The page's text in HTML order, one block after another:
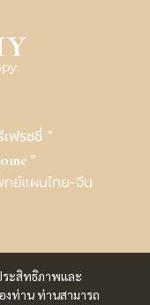
ระสิทธิภาพและ
งท่าน ท่านสามารถ
เฟรชชี่ "
"
ย์แผนไทย-จีน